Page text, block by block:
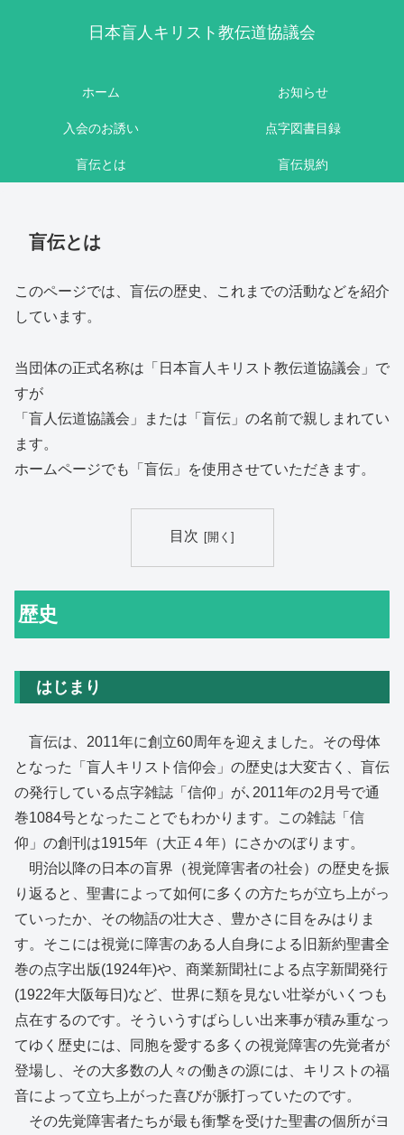
日本盲人キリスト教伝道協議会
ホーム お知らせ
入会のお誘い 点字図書目録
盲伝とは 盲伝規約
盲伝とは
このページでは、盲伝の歴史、これまでの活動などを紹介
しています。
当団体の正式名称は「日本盲人キリスト教伝道協議会」で
すが
「盲人伝道協議会」または「盲伝」の名前で親しまれてい
ます。
ホームページでも「盲伝」を使用させていただきます。
目次
歴史
はじまり
盲伝は、2011年に創立60周年を迎えました。その母体
となった「盲人キリスト信仰会」の歴史は大変古く、盲伝
の発行している点字雑誌「信仰」が､2011年の2月号で通
巻1084号となったことでもわかります。この雑誌「信
仰」の創刊は1915年（大正４年）にさかのぼります。
明治以降の日本の盲界（視覚障害者の社会）の歴史を振
り返ると、聖書によって如何に多くの方たちが立ち上がっ
ていったか、その物語の壮大さ、豊かさに目をみはりま
す。そこには視覚に障害のある人自身による旧新約聖書全
巻の点字出版(1924年)や、商業新聞社による点字新聞発行
(1922年大阪毎日)など、世界に類を見ない壮挙がいくつも
点在するのです。そういうすばらしい出来事が積み重なっ
てゆく歴史には、同胞を愛する多くの視覚障害の先覚者が
登場し、その大多数の人々の働きの源には、キリストの福
音によって立ち上がった喜びが脈打っていたのです。
その先覚障害者たちが最も衝撃を受けた聖書の個所がヨ